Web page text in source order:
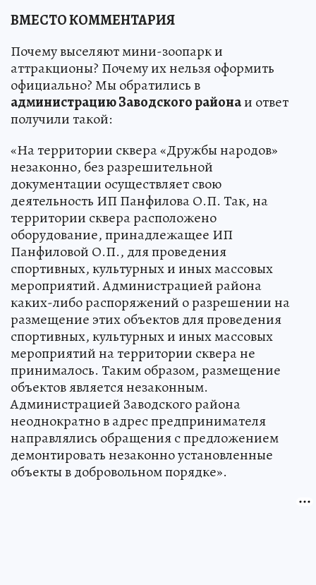
ВМЕСТО КОММЕНТАРИЯ
Почему выселяют мини-зоопарк и
аттракционы? Почему их нельзя оформить
официально? Мы обратились в
администрацию Заводского районаи ответ
получили такой:
«На территории сквера «Дружбы народов»
незаконно, без разрешительной
документации осуществляет свою
деятельность ИП Панфилова О.П. Так, на
территории сквера расположено
оборудование, принадлежащее ИП
Панфиловой О.П., для проведения
спортивных, культурных и иных массовых
мероприятий. Администрацией района
каких-либо распоряжений о разрешении на
размещение этих объектов для проведения
спортивных, культурных и иных массовых
мероприятий на территории сквера не
принималось. Таким образом, размещение
объектов является незаконным.
Администрацией Заводского района
неоднократно в адрес предпринимателя
направлялись обращения с предложением
демонтировать незаконно установленные
объекты в добровольном порядке».